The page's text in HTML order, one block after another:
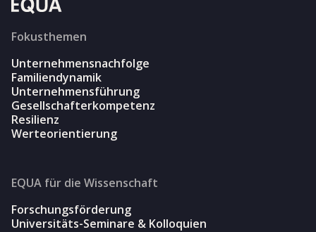
Fokusthemen
Unternehmensnachfolge
Familiendynamik
Unternehmensführung
Gesellschafterkompetenz
Resilienz
Werteorientierung
EQUA für die Wissenschaft
Forschungsförderung
Universitäts-Seminare & Kolloquien